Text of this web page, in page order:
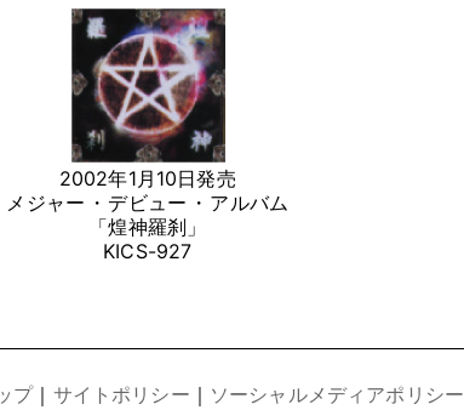
2002年1月10日発売
メジャー ・ デビュー ・ アルバム
「煌神羅刹」
KICS-927
プ｜ サイトポリシー ｜ ソーシャルメディアポリシー